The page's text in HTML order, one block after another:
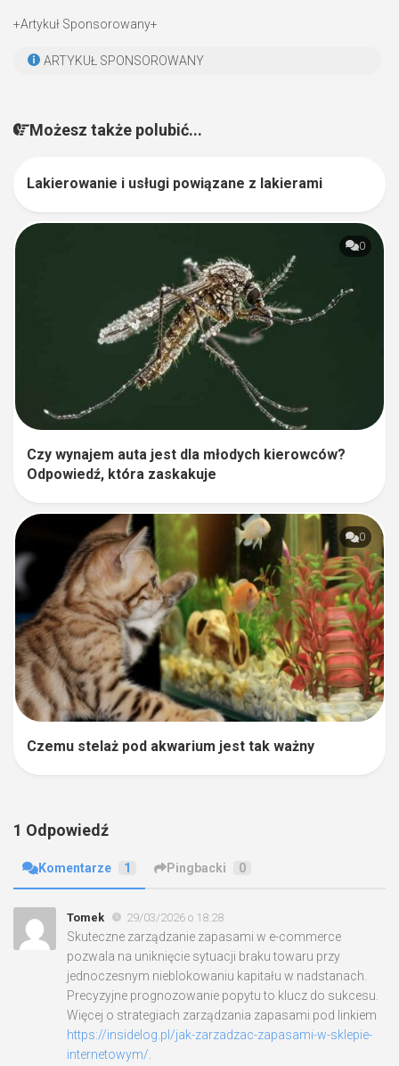
+Artykuł Sponsorowany+
ARTYKUŁ SPONSOROWANY
Możesz także polubić...
Lakierowanie i usługi powiązane z lakierami
0
Czy wynajem auta jest dla młodych kierowców?
Odpowiedź, która zaskakuje
0
Czemu stelaż pod akwarium jest tak ważny
1 Odpowiedź
Komentarze 1 Pingbacki 0
Tomek 29/03/2026 o 18:28
Skuteczne zarządzanie zapasami w e-commerce
pozwala na uniknięcie sytuacji braku towaru przy
jednoczesnym nieblokowaniu kapitału w nadstanach.
Precyzyjne prognozowanie popytu to klucz do sukcesu.
Więcej o strategiach zarządzania zapasami pod linkiem
https://insidelog.pl/jak-zarzadzac-zapasami-w-sklepie-
internetowym/